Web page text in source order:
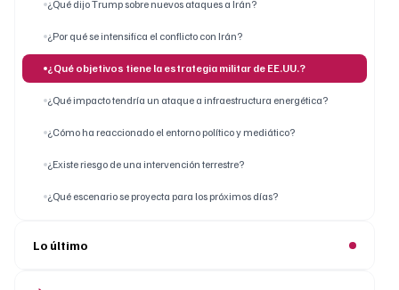
¿Qué dijo Trump sobre nuevos ataques a Irán?
¿Por qué se intensifica el conflicto con Irán?
¿Qué objetivos tiene la estrategia militar de EE.UU.?
¿Qué impacto tendría un ataque a infraestructura energética?
¿Cómo ha reaccionado el entorno político y mediático?
¿Existe riesgo de una intervención terrestre?
¿Qué escenario se proyecta para los próximos días?
Lo último